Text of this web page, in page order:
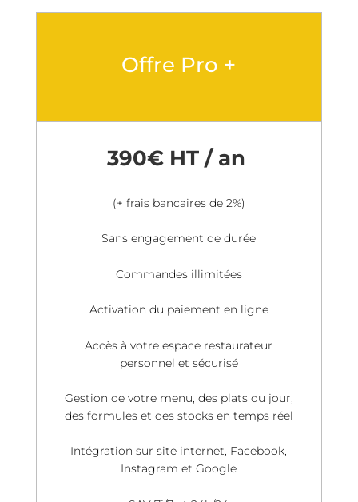
Offre Pro +
390€ HT / an
(+ frais bancaires de 2%)
Sans engagement de durée
Commandes illimitées
Activation du paiement en ligne
Accès à votre espace restaurateur
personnel et sécurisé
Gestion de votre menu, des plats du jour,
des formules et des stocks en temps réel
Intégration sur site internet, Facebook,
Instagram et Google